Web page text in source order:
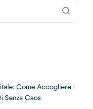
Come Accogliere i
Senza Caos